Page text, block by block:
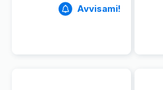
Avvisami!